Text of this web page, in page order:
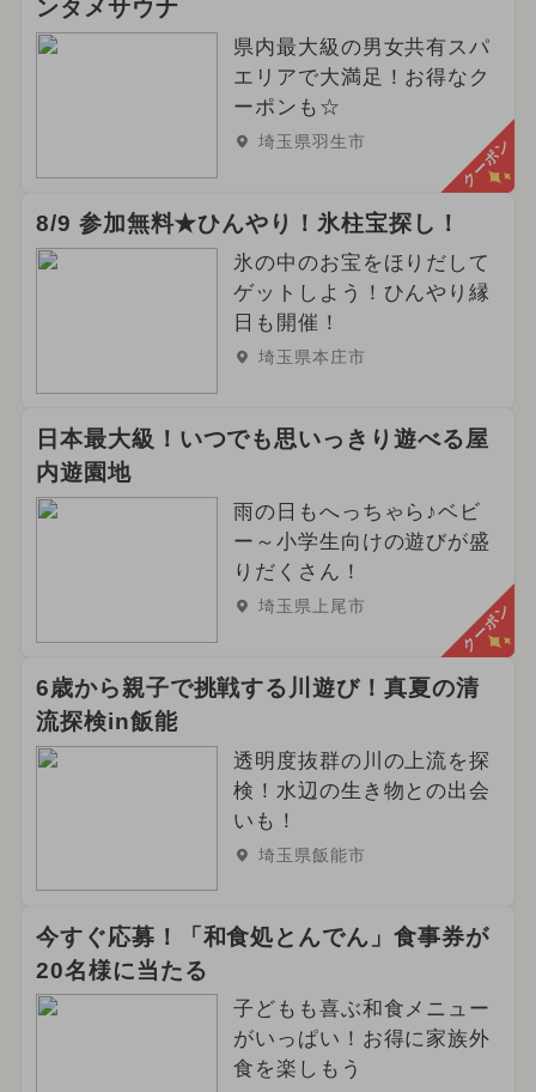
ンタメサウナ
県内最大級の男女共有スパ
エリアで大満足！お得なク
ーポンも☆
埼玉県羽生市 クーポン
8/9 参加無料★ひんやり！氷柱宝探し！
氷の中のお宝をほりだして
ゲットしよう！ひんやり縁
日も開催！
埼玉県本庄市
日本最大級！いつでも思いっきり遊べる屋
内遊園地
雨の日もへっちゃら♪ベビ
ー～小学生向けの遊びが盛
りだくさん！
埼玉県上尾市 クーポン
6歳から親子で挑戦する川遊び！真夏の清
流探検in飯能
透明度抜群の川の上流を探
検！水辺の生き物との出会
いも！
埼玉県飯能市
今すぐ応募！「和食処とんでん」食事券が
20名様に当たる
子どもも喜ぶ和食メニュー
がいっぱい！お得に家族外
食を楽しもう